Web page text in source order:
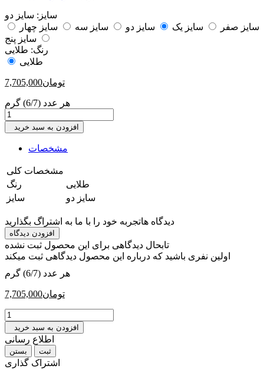
سایز: سایز دو
سایز صفر
سایز یک سایز دو سایز سه
سایز چهار
سایز پنج
رنگ: طلایی
طلایی
7,705,000تومان
هر عدد (6/7) گرم
افزودن به سبد خرید
مشخصات
مشخصات کلی
رنگ
‎طلایی
سایز
‎سایز دو
دیدگاه هاتجربه خود را با ما به اشتراگ بگذارید
افزودن دیدگاه
تابحال دیدگاهی برای این محصول ثبت نشده
اولین نفری باشید که درباره این محصول دیدگاهی ثبت میکند
هر عدد (6/7) گرم
7,705,000تومان
افزودن به سبد خرید
اطلاع رسانی
بستن
اشتراک گذاری